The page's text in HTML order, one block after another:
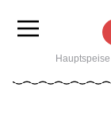
Hauptspeise